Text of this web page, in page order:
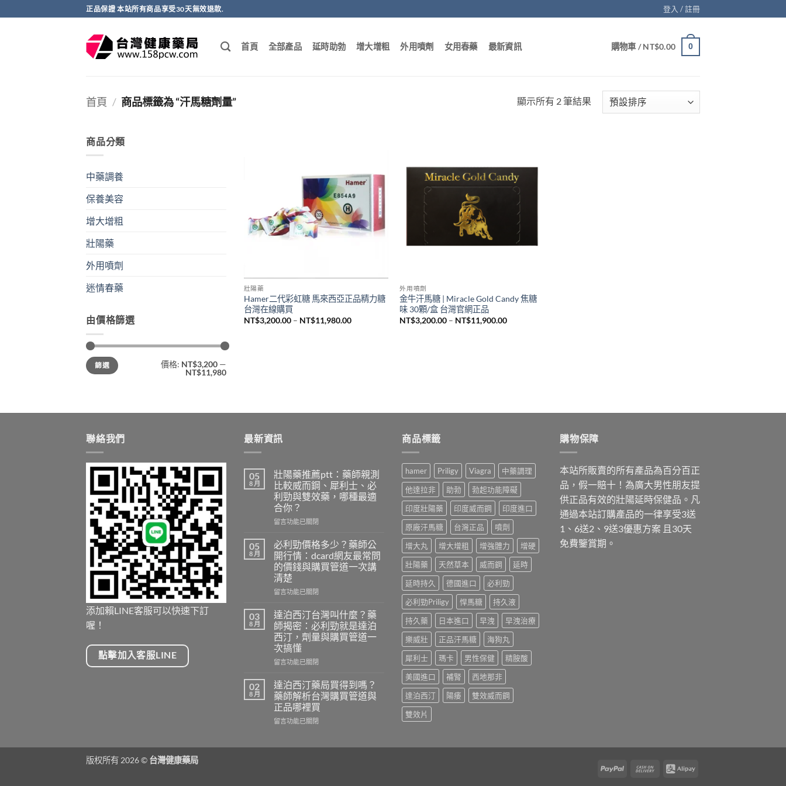
轉
正品保證 本站所有商品享受30天無效退款. 登入 / 註冊
首頁 全部產品 延時助勃 增大增粗 外用噴劑 女用春藥 最新資訊 購物車 /NT$0.00 0
首頁 / 商品標籤為 “汗馬糖劑量” 顯示所有 2 筆結果
商品分類
中藥調養
保養美容
增大增粗
壯陽藥
外用噴劑
迷情春藥
由價格篩選
最
低
價
最
高
價
篩選 價格: NT$3,200 —
NT$11,980
壯陽藥
Hamer二代彩虹糖 馬來西亞正品精力糖
台灣在線購買
NT$3,200.00 – NT$11,980.00價
外用噴劑
金牛汗馬糖 | Miracle Gold Candy 焦糖
味 30顆/盒 台灣官網正品
NT$3,200.00 – NT$11,900.00價
聯絡我們
添加賴LINE客服可以快速下訂
喔！
點擊加入客服LINE
最新資訊
05
8 月
壯陽藥推薦ptt：藥師親測
比較威而鋼、犀利士、必
利勁與雙效藥，哪種最適
合你？
在
陽
藥
推
薦
ptt：
藥
親
測
比
較
威
而
犀
利
士、
必
利
雙
留言功能已關閉
05
8 月
必利勁價格多少？藥師公
開行情：dcard網友最常問
的價錢與購買管道一次講
清楚
在
利
勁
價
格
多
少？
師
公
開
行
情：
留言功能已關閉
03
8 月
達泊西汀台灣叫什麼？藥
師揭密：必利勁就是達泊
西汀，劑量與購買管道一
次搞懂
在
泊
西
汀
台
灣
留言功能已關閉
02
8 月
達泊西汀藥局買得到嗎？
藥師解析台灣購買管道與
正品哪裡買
在
留言功能已關閉
商品標籤
hamer Priligy Viagra
中藥調理
他達拉非
助勃
勃起功能障礙
印度壯陽藥
印度威而鋼
印度進口
原廠汗馬糖
台灣正品
噴劑
增大丸
增大增粗 增強體力
增硬
壯陽藥
天然草本 威而鋼
延時
延時持久
德國進口
必利勁
必利勁Priligy
悍馬糖
持久液
持久藥
日本進口 早洩
早洩治療
樂威壯
正品汗馬糖
海狗丸
犀利士
瑪卡 男性保健
精胺酸
美國進口
補腎
西地那非
達泊西汀
陽痿
雙效威而鋼
雙效片
購物保障
本站所販賣的所有產品為百分百正
品，假一賠十！為廣大男性朋友提
供正品有效的壯陽延時保健品。凡
通過本站訂購產品的一律享受3送
1、6送2、9送3優惠方案 且30天
免費鑒賞期。
PayPal
Cash
Alipay
版权所有 2026 © 台灣健康藥局